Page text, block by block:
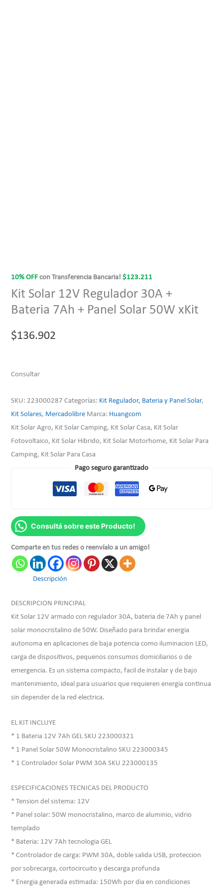
10% OFF con Transferencia Bancaria!$123.211
Kit Solar 12V Regulador 30A +
Bateria 7Ah + Panel Solar 50W xKit
$136.902
Consultar
SKU: 223000287 Categorías: Kit Regulador, Bateria y Panel Solar,
Kit Solares, Mercadolibre Marca: Huangcom
Kit Solar Agro, Kit Solar Camping, Kit Solar Casa, Kit Solar
Fotovoltaico, Kit Solar Hibrido, Kit Solar Motorhome, Kit Solar Para
Camping, Kit Solar Para Casa
Pago seguro garantizado
Consultá sobre este Producto!
Comparte en tus redes o reenvíalo a un amigo!
Descripción
DESCRIPCION PRINCIPAL
Kit Solar 12V armado con regulador 30A, bateria de 7Ah y panel
solar monocristalino de 50W. Diseñado para brindar energia
autonoma en aplicaciones de baja potencia como iluminacion LED,
carga de dispositivos, pequenos consumos domiciliarios o de
emergencia. Es un sistema compacto, facil de instalar y de bajo
mantenimiento, ideal para usuarios que requieren energia continua
sin depender de la red electrica.
EL KIT INCLUYE
* 1 Bateria 12V 7Ah GEL SKU 223000321
* 1 Panel Solar 50W Monocristalino SKU 223000345
* 1 Controlador Solar PWM 30A SKU 223000135
ESPECIFICACIONES TECNICAS DEL PRODUCTO
* Tension del sistema: 12V
* Panel solar: 50W monocristalino, marco de aluminio, vidrio
templado
* Bateria: 12V 7Ah tecnologia GEL
* Controlador de carga: PWM 30A, doble salida USB, proteccion
por sobrecarga, cortocircuito y descarga profunda
* Energia generada estimada: 150Wh por dia en condiciones